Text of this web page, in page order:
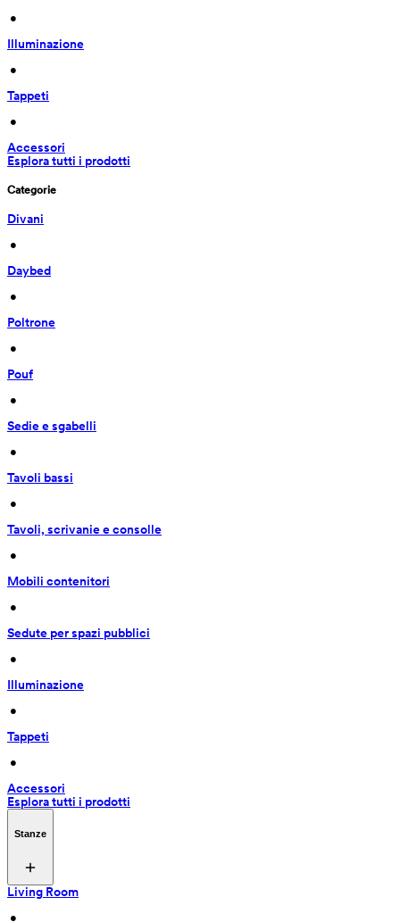
•
Illuminazione
•
Tappeti
•
Accessori
Esplora tutti i prodotti
Categorie
Divani
•
Daybed
•
Poltrone
•
Pouf
•
Sedie e sgabelli
•
Tavoli bassi
•
Tavoli, scrivanie e consolle
•
Mobili contenitori
•
Sedute per spazi pubblici
•
Illuminazione
•
Tappeti
•
Accessori
Esplora tutti i prodotti
Stanze
Living Room
•